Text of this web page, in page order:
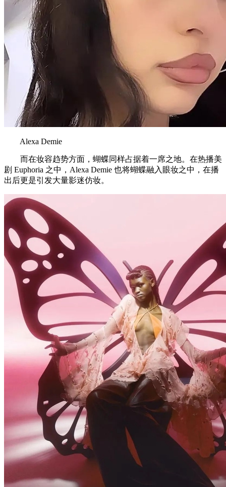
Alexa Demie
而在妆容趋势方面，蝴蝶同样占据着一席之地。在热播美
剧 Euphoria 之中，Alexa Demie 也将蝴蝶融入眼妆之中，在播
出后更是引发大量影迷仿妆。